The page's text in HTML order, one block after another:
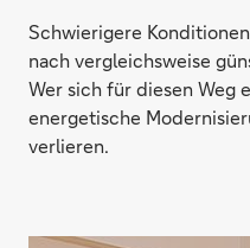
Schwierigere
nach vergleichsweise
Wer sich für diesen Weg
energetische
verlieren.